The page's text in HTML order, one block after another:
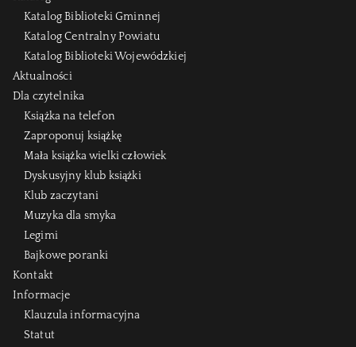
Katalog Biblioteki Gminnej
Katalog Centralny Powiatu
Katalog Biblioteki Wojewódzkiej
Aktualności
Dla czytelnika
Książka na telefon
Zaproponuj książkę
Mała książka wielki człowiek
Dyskusyjny klub książki
Klub zaczytani
Muzyka dla smyka
Legimi
Bajkowe poranki
Kontakt
Informacje
Klauzula informacyjna
Statut